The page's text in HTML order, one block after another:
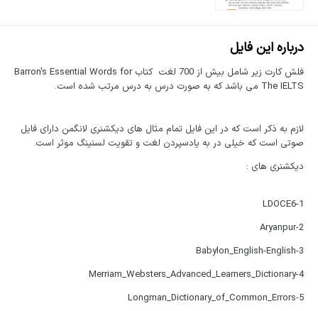
درباره این فایل
فلش کارت زیر شامل بیش از 700 لغت کتاب Barron's Essential Words for
The IELTS می باشد که به صورت درس به درس مرتب شده است.
لازم به ذکر است که در این فایل تمام مثال های دیکشنری لانگمن دارای فایل
صوتی است که خیلی در به یادسپردن لغت و تقویت لسنینگ موثر است.
دیکشنری های :
1-LDOCE6
2-Aryanpur
3-Babylon_English-English
4-Merriam_Websters_Advanced_Learners_Dictionary
5-Longman_Dictionary_of_Common_Errors